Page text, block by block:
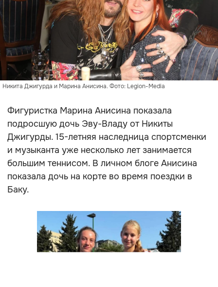
Никита Джигурда и Марина Анисина. Фото: Legion-Media
Фигуристка Марина Анисина показала
подросшую дочь Эву-Владу от Никиты
Джигурды. 15-летняя наследница спортсменки
и музыканта уже несколько лет занимается
большим теннисом. В личном блоге Анисина
показала дочь на корте во время поездки в
Баку.